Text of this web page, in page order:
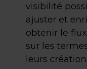
visibilité
ajuster et
obtenir le
sur les
leurs